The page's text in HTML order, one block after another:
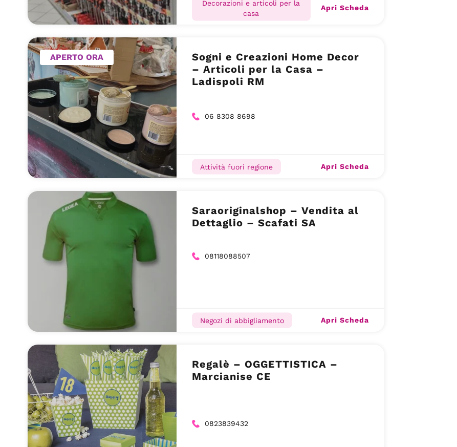
Decorazioni e articoli per la
casa
Apri Scheda
APERTO ORA
Sogni e Creazioni Home Decor
– Articoli per la Casa –
Ladispoli RM
06 8308 8698
Attività fuori regione Apri Scheda
Saraoriginalshop – Vendita al
Dettaglio – Scafati SA
08118088507
Negozi di abbigliamento Apri Scheda
Regalè – OGGETTISTICA –
Marcianise CE
0823839432